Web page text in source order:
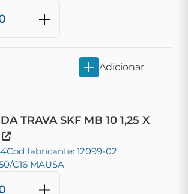
TRAVA SKF MB 10 1,25 X
Cod fabricante: 12099-02
C16 MAUSA
Adicionar